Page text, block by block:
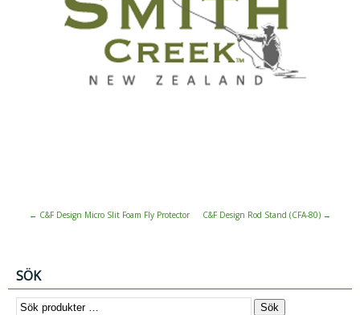
← C&F Design Micro Slit Foam Fly Protector C&F Design Rod Stand (CFA-80) →
SÖK
Sök